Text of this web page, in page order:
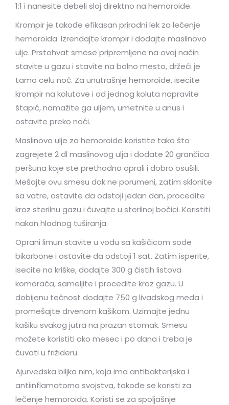
1:1 i nanesite debeli sloj direktno na hemoroide.
Krompir je takođe efikasan prirodni lek za lečenje
hemoroida. Izrendajte krompir i dodajte maslinovo
ulje. Prstohvat smese pripremljene na ovaj način
stavite u gazu i stavite na bolno mesto, držeći je
tamo celu noć. Za unutrašnje hemoroide, isecite
krompir na kolutove i od jednog koluta napravite
štapić, namažite ga uljem, umetnite u anus i
ostavite preko noći.
Maslinovo ulje za hemoroide koristite tako što
zagrejete 2 dl maslinovog ulja i dodate 20 grančica
peršuna koje ste prethodno oprali i dobro osušili.
Mešajte ovu smesu dok ne porumeni, zatim sklonite
sa vatre, ostavite da odstoji jedan dan, procedite
kroz sterilnu gazu i čuvajte u sterilnoj bočici. Koristiti
nakon hladnog tuširanja.
Oprani limun stavite u vodu sa kašičicom sode
bikarbone i ostavite da odstoji 1 sat. Zatim isperite,
isecite na kriške, dodajte 300 g čistih listova
komorača, sameljite i procedite kroz gazu. U
dobijenu tečnost dodajte 750 g livadskog meda i
promešajte drvenom kašikom. Uzimajte jednu
kašiku svakog jutra na prazan stomak. Smesu
možete koristiti oko mesec i po dana i treba je
čuvati u frižideru.
Ajurvedska biljka nim, koja ima antibakterijska i
antiinflamatorna svojstva, takođe se koristi za
lečenje hemoroida. Koristi se za spoljašnje